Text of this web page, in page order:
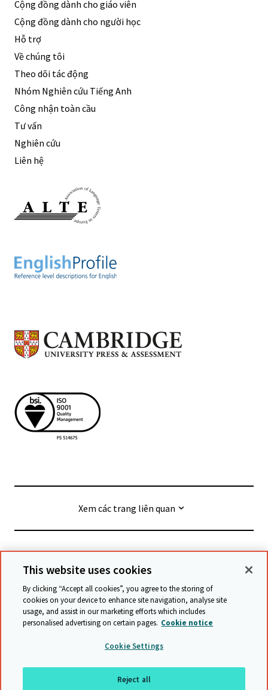
Cộng đồng dành cho giáo viên
Cộng đồng dành cho người học
Hỗ trợ
Về chúng tôi
Theo dõi tác động
Nhóm Nghiên cứu Tiếng Anh
Công nhận toàn cầu
Tư vấn
Nghiên cứu
Liên hệ
Xem các trang liên quan
© Cambridge University Press & Assessment
Điều khoản và Điều kiện
Bảo vệ dữ liệu
Tuyên bố về khả năng tiếp cận
Tuyên bố về chống nô lệ hiện đại
Biểu đồ trang web
This website uses cookies
By clicking “Accept all cookies”, you agree to the storing of
cookies on your device to enhance site navigation, analyse site
usage, and assist in our marketing efforts which includes
personalised advertising on certain pages. Cookie notice
Cookie Settings
Reject all